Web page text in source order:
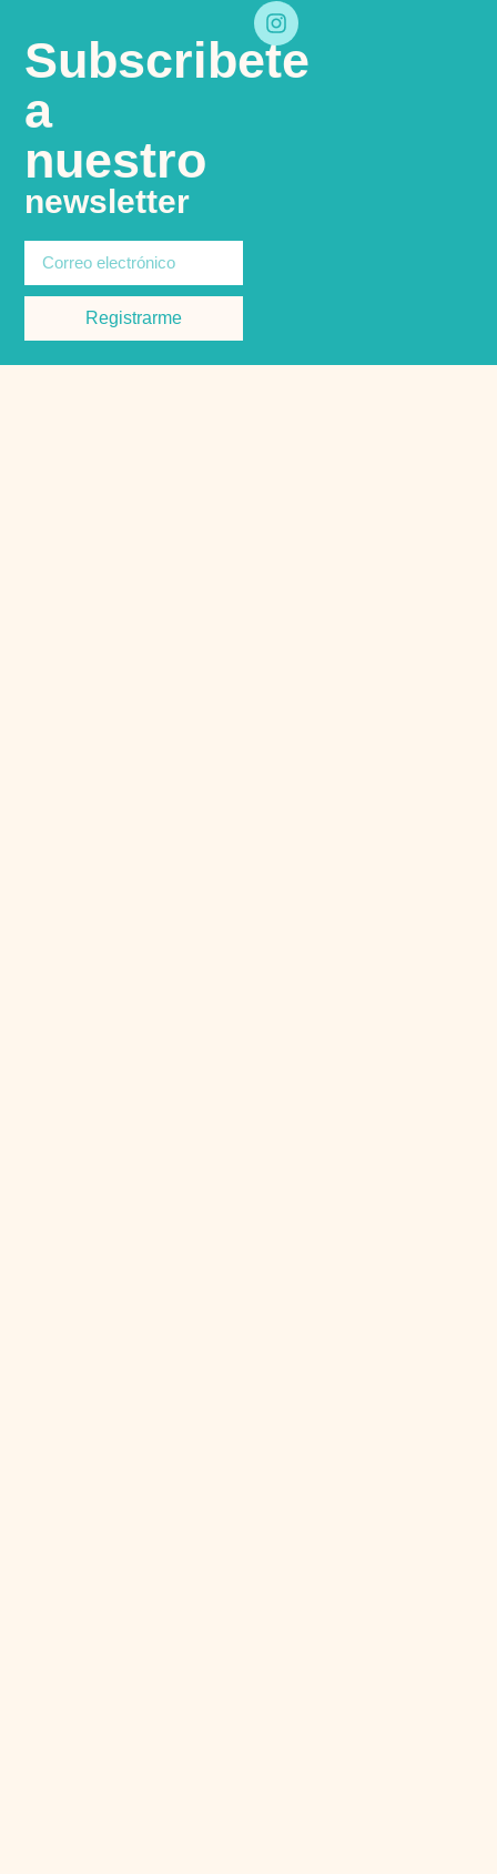
Subscribete
a
nuestro
newsletter
Registrarme